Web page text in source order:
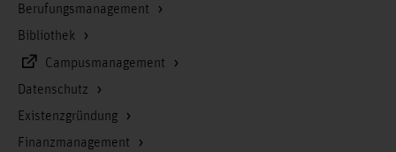
Berufungsmanagement
Bibliothek
Campusmanagement
Datenschutz
Existenzgründung
Finanzmanagement